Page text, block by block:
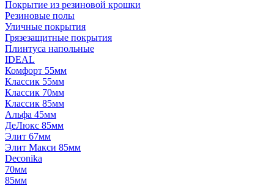
Покрытие из резиновой крошки
Резиновые полы
Уличные покрытия
Грязезащитные покрытия
Плинтуса напольные
IDEAL
Комфорт 55мм
Классик 55мм
Классик 70мм
Классик 85мм
Альфа 45мм
ДеЛюкс 85мм
Элит 67мм
Элит Макси 85мм
Deconika
70мм
85мм